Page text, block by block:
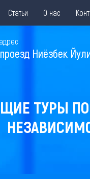
Статьи О нас
Ниёзбек
ТУРЫ